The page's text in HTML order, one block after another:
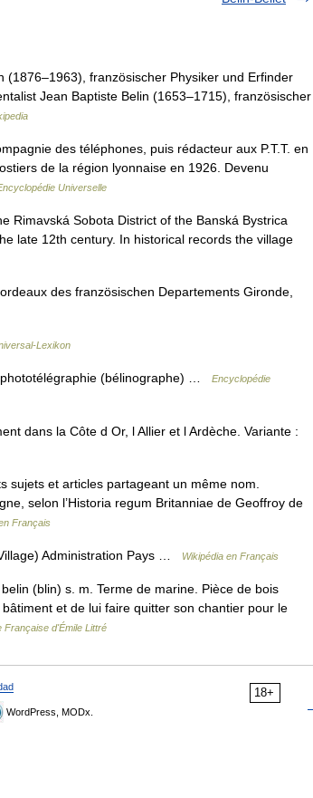
französischer Physiker und Erfinder
Jean Baptiste Belin (1653–1715), französischer
des téléphones, puis rédacteur aux P.T.T. en
de la région lyonnaise en 1926. Devenu
Universelle
Rimavská Sobota District of the Banská Bystrica
late 12th century. In historical records the village
des französischen Departements Gironde,
Lexikon
(bélinographe) …
Encyclopédie
dans la Côte d Or, l Allier et l Ardèche. Variante :
et articles partageant un même nom.
selon l’Historia regum Britanniae de Geoffroy de
Français
Administration Pays … Wikipédia en Français
(blin) s. m. Terme de marine. Pièce de bois
et de lui faire quitter son chantier pour le
Française d'Émile Littré
18+
WordPress, MODx.